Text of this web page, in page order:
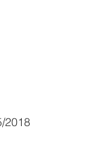
2018